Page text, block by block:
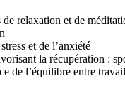
de relaxation et de
et de l’anxiété
la récupération :
de l’équilibre entre